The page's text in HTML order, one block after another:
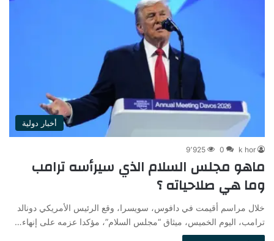
أخبار دولية
k hor
0 9٬925
ماهو مجلس السلام الذي سيرأسه ترامب
وما هي صلاحياته ؟
خلال مراسم أقيمت في دافوس، سويسرا، وقع الرئيس الأمريكي دونالد
ترامب، اليوم الخميس، ميثاق “مجلس السلام”، مؤكدا عزمه على إنهاء…